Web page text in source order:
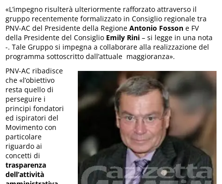
«L’impegno risulterà ulteriormente rafforzato attraverso il
gruppo recentemente formalizzato in Consiglio regionale tra
PNV-AC del Presidente della RegioneAntonio Fosson e FV
della Presidente del Consiglio Emily Rini– si legge in una nota
-. Tale Gruppo si impegna a collaborare alla realizzazione del
programma sottoscritto dall’attuale maggioranza».
PNV-AC ribadisce
che «l’obiettivo
resta quello di
perseguire i
principi fondatori
ed ispiratori del
Movimento con
particolare
riguardo ai
concetti di
trasparenza
dell’attività